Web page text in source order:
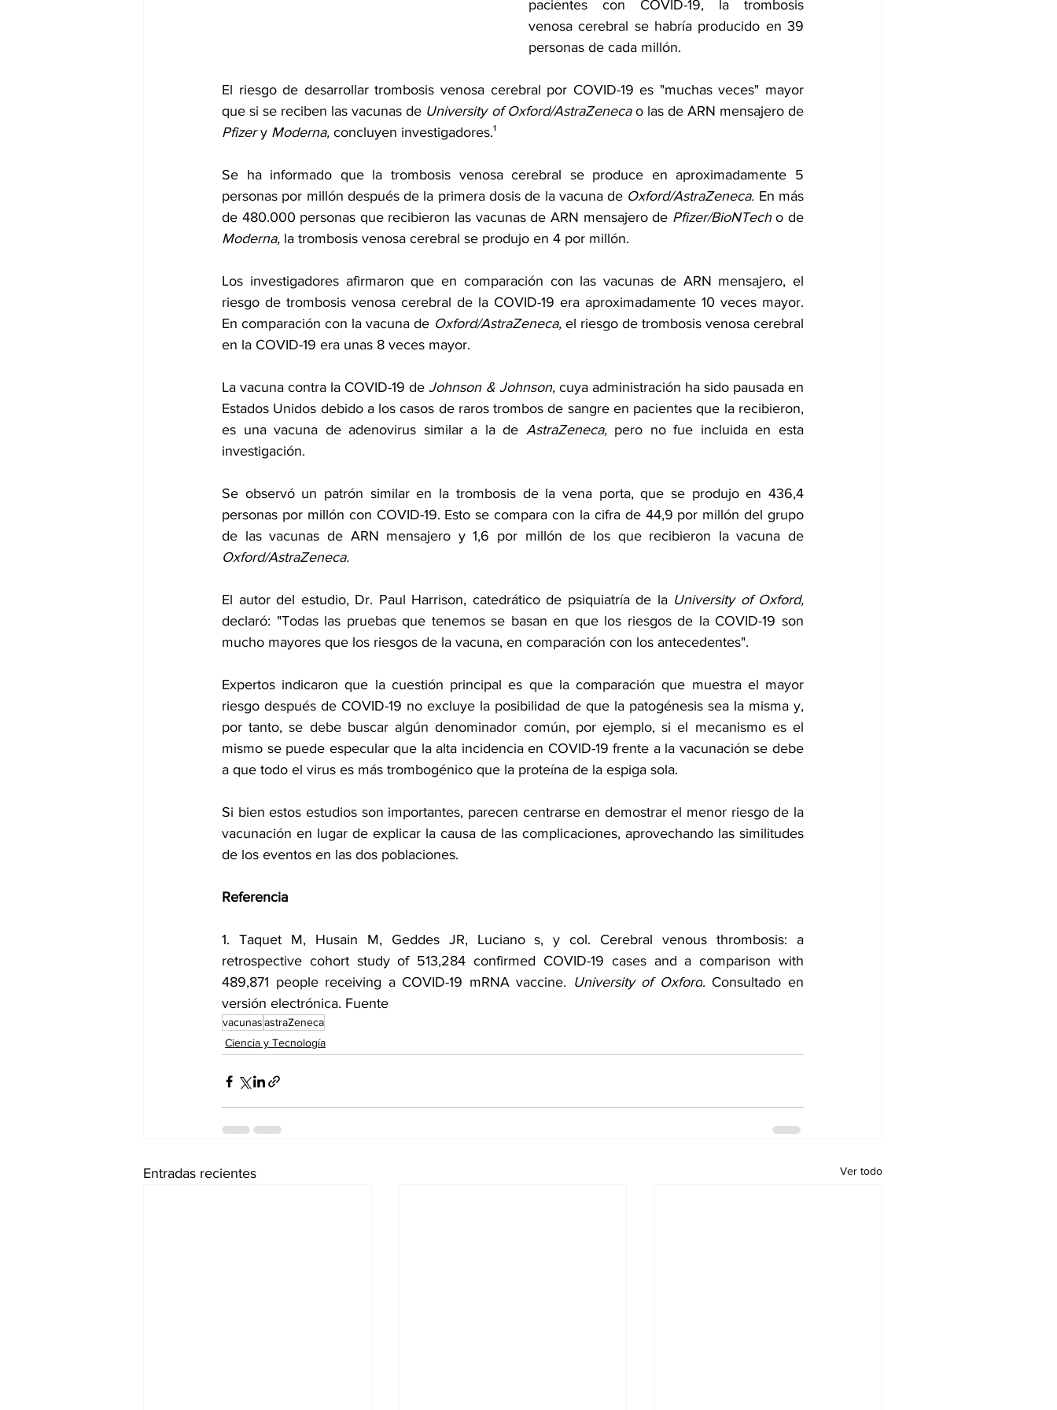
pacientes con COVID-19, la trombosis
venosa cerebral se habría producido en 39
personas de cada millón.
El riesgo de desarrollar trombosis venosa cerebral por COVID-19 es "muchas veces" mayor
que si se reciben las vacunas de University of Oxford/AstraZeneca
Pfizer y Moderna, concluyen investigadores.¹
Se ha informado que la trombosis venosa cerebral se produce en aproximadamente 5
personas por millón después de la primera dosis de la vacuna de Oxford/AstraZeneca. En más
de 480.000 personas que recibieron las vacunas de ARN mensajero de Pfizer/BioNTech
Moderna, la trombosis venosa cerebral se produjo en 4 por millón.
Los investigadores afirmaron que en comparación con las vacunas de ARN mensajero, el
riesgo de trombosis venosa cerebral de la COVID-19 era aproximadamente 10 veces mayor.
En comparación con la vacuna de Oxford/AstraZeneca, el riesgo de trombosis venosa cerebral
en la COVID-19 era unas 8 veces mayor.
La vacuna contra la COVID-19 de Johnson & Johnson, cuya administración ha sido pausada en
Estados Unidos debido a los casos de raros trombos de sangre en pacientes que la recibieron,
es una vacuna de adenovirus similar a la de AstraZeneca, pero no fue incluida en esta
investigación.
Se observó un patrón similar en la trombosis de la vena porta, que se produjo en 436,4
personas por millón con COVID-19. Esto se compara con la cifra de 44,9 por millón del grupo
Oxford/AstraZeneca.
El autor del estudio, Dr. Paul Harrison, catedrático de psiquiatría de la University of Oxford,
declaró: "Todas las pruebas que tenemos se basan en que los riesgos de la COVID-19 son
mucho mayores que los riesgos de la vacuna, en comparación con los antecedentes".
Expertos indicaron que la cuestión principal es que la comparación que muestra el mayor
riesgo después de COVID-19 no excluye la posibilidad de que la patogénesis sea la misma y,
por tanto, se debe buscar algún denominador común, por ejemplo, si el mecanismo es el
mismo se puede especular que la alta incidencia en COVID-19 frente a la vacunación se debe
a que todo el virus es más trombogénico que la proteína de la espiga sola.
Si bien estos estudios son importantes, parecen centrarse en demostrar el menor riesgo de la
vacunación en lugar de explicar la causa de las complicaciones, aprovechando las similitudes
de los eventos en las dos poblaciones.
Referencia
1. Taquet M, Husain M, Geddes JR, Luciano s, y col. Cerebral venous thrombosis: a
retrospective cohort study of 513,284 confirmed COVID-19 cases and a comparison with
489,871 people receiving a COVID-19 mRNA vaccine. University of Oxford. Consultado en
versión electrónica. Fuente
vacunasastraZeneca
Ciencia y Tecnología
Entradas recientes Ver todo